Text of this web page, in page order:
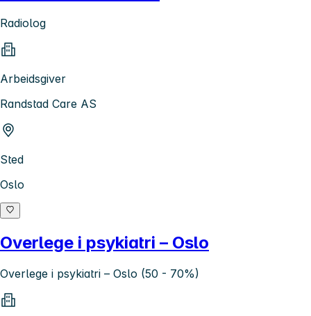
Radiolog
Arbeidsgiver
Randstad Care AS
Sted
Oslo
Overlege i psykiatri – Oslo
Overlege i psykiatri – Oslo (50 - 70%)